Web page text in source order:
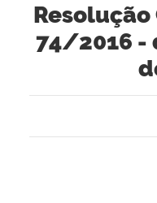
Resolução
74/2016 -